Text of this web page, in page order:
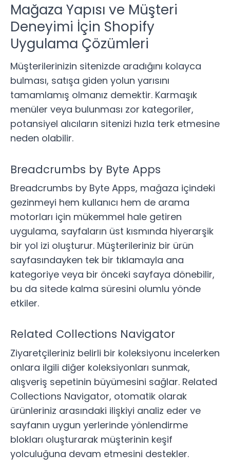
Mağaza Yapısı ve Müşteri
Deneyimi İçin Shopify
Uygulama Çözümleri
Müşterilerinizin sitenizde aradığını kolayca
bulması, satışa giden yolun yarısını
tamamlamış olmanız demektir. Karmaşık
menüler veya bulunması zor kategoriler,
potansiyel alıcıların sitenizi hızla terk etmesine
neden olabilir.
Breadcrumbs by Byte Apps
Breadcrumbs by Byte Apps, mağaza içindeki
gezinmeyi hem kullanıcı hem de arama
motorları için mükemmel hale getiren
uygulama, sayfaların üst kısmında hiyerarşik
bir yol izi oluşturur. Müşterileriniz bir ürün
sayfasındayken tek bir tıklamayla ana
kategoriye veya bir önceki sayfaya dönebilir,
bu da sitede kalma süresini olumlu yönde
etkiler.
Related Collections Navigator
Ziyaretçileriniz belirli bir koleksiyonu incelerken
onlara ilgili diğer koleksiyonları sunmak,
alışveriş sepetinin büyümesini sağlar. Related
Collections Navigator, otomatik olarak
ürünleriniz arasındaki ilişkiyi analiz eder ve
sayfanın uygun yerlerinde yönlendirme
blokları oluşturarak müşterinin keşif
yolculuğuna devam etmesini destekler.